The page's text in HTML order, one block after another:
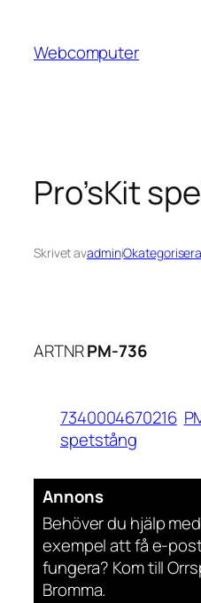
innehåll
Webcomputer
Pro’sKit
Skrivet avadmini
ARTNRPM-736
7340004670216
spetstång
Annons
Behöver du hjälp
exempel att få e-
fungera? Kom till
Bromma.